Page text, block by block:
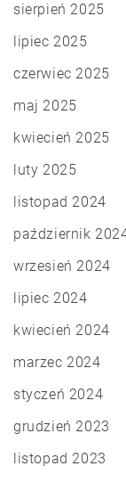
sierpień 2025
lipiec 2025
czerwiec 2025
maj 2025
kwiecień 2025
luty 2025
listopad 2024
październik
wrzesień 2024
lipiec 2024
kwiecień 2024
marzec 2024
styczeń 2024
grudzień 2023
listopad 2023